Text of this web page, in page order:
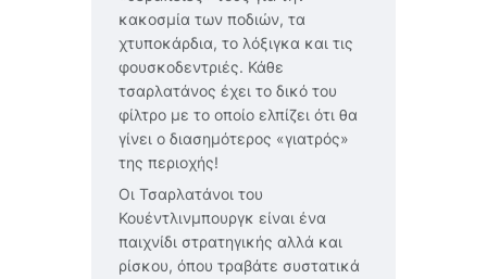
κακοσμία των ποδιών, τα
χτυποκάρδια, το λόξιγκα και τις
φουσκοδεντριές. Κάθε
τσαρλατάνος έχει το δικό του
φίλτρο με το οποίο ελπίζει ότι θα
γίνει ο διασημότερος «γιατρός»
της περιοχής!
Οι Τσαρλατάνοι του
Κουέντλινμπουργκ είναι ένα
παιχνίδι στρατηγικής αλλά και
ρίσκου, όπου τραβάτε συστατικά